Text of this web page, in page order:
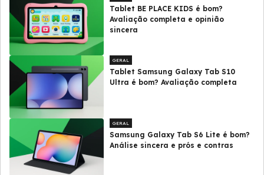
Tablet BE PLACE KIDS é bom?
Avaliação completa e opinião
sincera
GERAL
Tablet Samsung Galaxy Tab S10
Ultra é bom? Avaliação completa
GERAL
Samsung Galaxy Tab S6 Lite é bom?
Análise sincera e prós e contras